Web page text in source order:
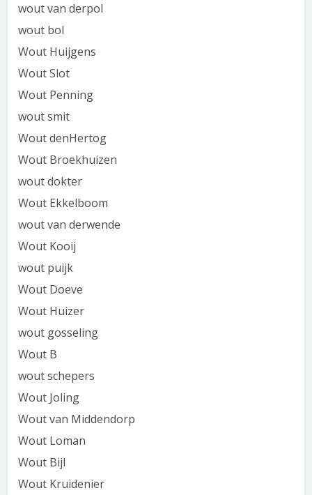
wout van derpol
wout bol
Wout Huijgens
Wout Slot
Wout Penning
wout smit
Wout denHertog
Wout Broekhuizen
wout dokter
Wout Ekkelboom
wout van derwende
Wout Kooij
wout puijk
Wout Doeve
Wout Huizer
wout gosseling
Wout B
wout schepers
Wout Joling
Wout van Middendorp
Wout Loman
Wout Bijl
Wout Kruidenier